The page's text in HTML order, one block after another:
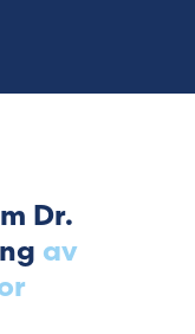
Dr.
av